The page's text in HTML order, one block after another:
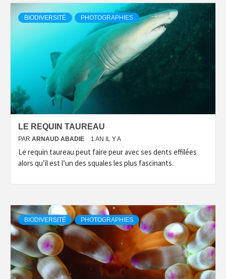
BIODIVERSITÉ PHOTOGRAPHIES
LE REQUIN TAUREAU
PAR ARNAUD ABADIE 1 AN IL Y A
Le requin taureau peut faire peur avec ses dents effilées
alors qu’il est l’un des squales les plus fascinants.
BIODIVERSITÉ PHOTOGRAPHIES